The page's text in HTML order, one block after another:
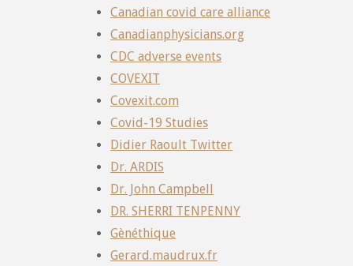
Canadian covid care alliance
Canadianphysicians.org
CDC adverse events
COVEXIT
Covexit.com
Covid-19 Studies
Didier Raoult Twitter
Dr. ARDIS
Dr. John Campbell
DR. SHERRI TENPENNY
Gènéthique
Gerard.maudrux.fr